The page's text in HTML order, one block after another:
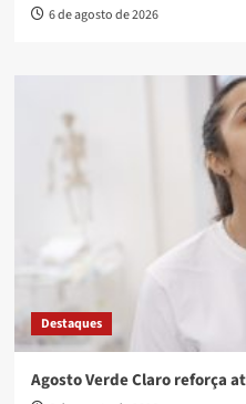
6 de agosto de 2026
Destaques
Agosto Verde Claro reforça